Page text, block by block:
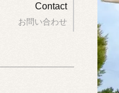
Contact
お問い合わせ